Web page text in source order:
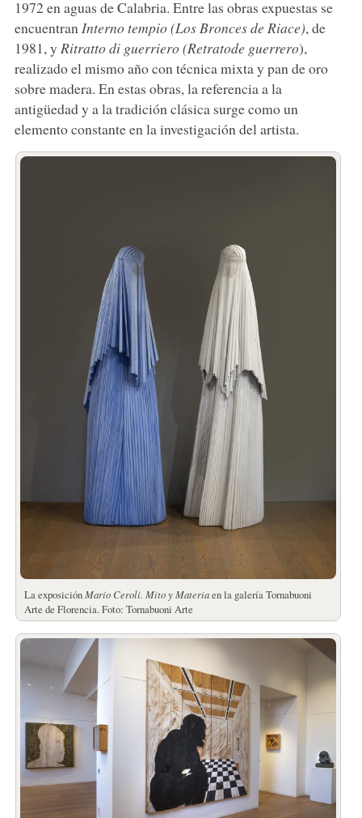
1972 en aguas de Calabria. Entre las obras expuestas se
encuentranInterno tempio (Los Bronces de Riace), de
1981, y Ritrattodi guerriero(Retratode guerrero),
realizado el mismo año con técnica mixta y pan de oro
sobre madera. En estas obras, la referencia a la
antigüedad y a la tradición clásica surge como un
elemento constante en la investigación del artista.
La exposiciónMario Ceroli. Mito y Materiaen la galería Tornabuoni
Arte de Florencia. Foto: Tornabuoni Arte